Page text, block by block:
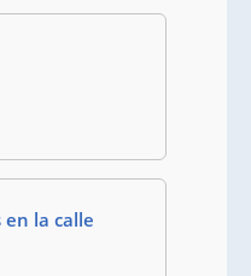
la calle